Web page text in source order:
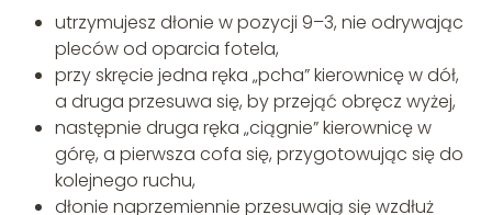
utrzymujesz dłonie w pozycji 9–3, nie odrywając
pleców od oparcia fotela,
przy skręcie jedna ręka „pcha” kierownicę w dół,
a druga przesuwa się, by przejąć obręcz wyżej,
następnie druga ręka „ciągnie” kierownicę w
górę, a pierwsza cofa się, przygotowując się do
kolejnego ruchu,
dłonie naprzemiennie przesuwają się wzdłuż